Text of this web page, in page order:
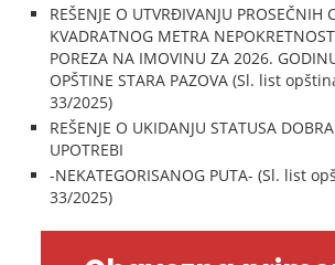
REŠENJE O UTVRĐIVANJU PROSEČNIH
KVADRATNOG METRA
POREZA NA IMOVINU ZA 2026.
OPŠTINE STARA PAZOVA (Sl. list
33/2025)
REŠENJE O UKIDANJU STATUSA
UPOTREBI
-NEKATEGORISANOG PUTA- (Sl. list
33/2025)